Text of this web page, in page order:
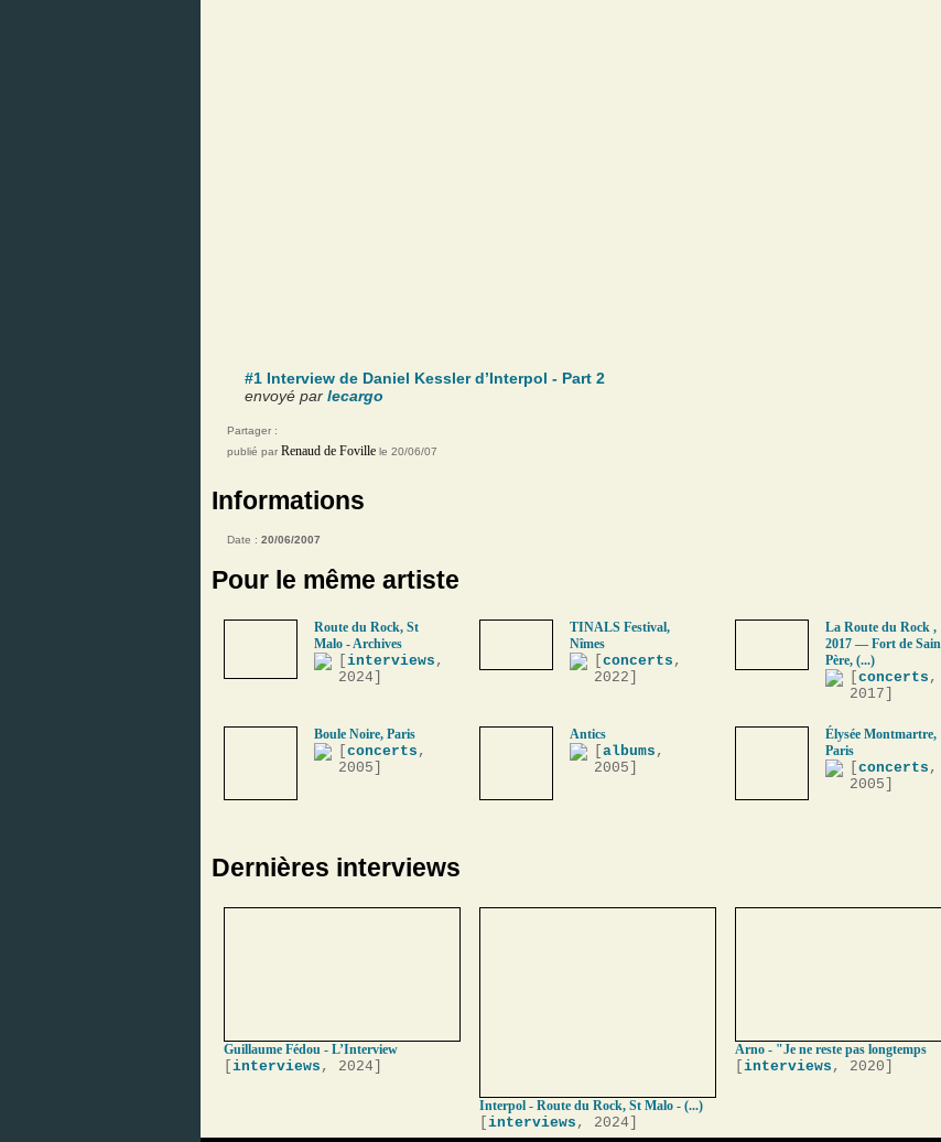
#1 Interview de Daniel Kessler d’Interpol - Part 2
envoyé par lecargo
Partager :
publié par Renaud de Foville le 20/06/07
Informations
Date : 20/06/2007
Pour le même artiste
Route du Rock, St
Malo - Archives
[interviews ,
2024]
TINALS Festival,
Nîmes
[concerts ,
2022]
La Route du Rock ,
2017 — Fort de
Père, (...)
[concerts ,
2017]
Boule Noire, Paris
[concerts ,
2005]
Antics
[albums ,
2005]
Élysée Montmartre,
Paris
[concerts ,
2005]
Dernières interviews
Guillaume Fédou - L’Interview
[interviews , 2024]
Interpol - Route du Rock, St Malo - (...)
[interviews , 2024]
Arno - "Je ne reste pas longtemps
[interviews , 2020]